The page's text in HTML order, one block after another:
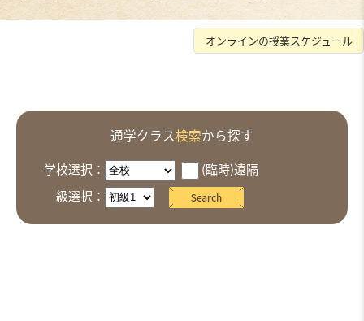
オンラインの授業スケジュール
通学クラス検索から探す
学校選択：
(臨時)遠隔
級選択：